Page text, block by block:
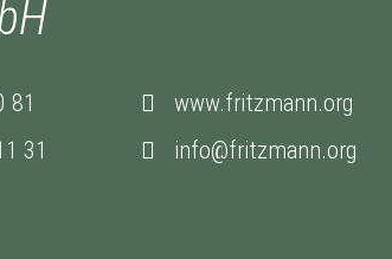
81
31
www.fritzmann.org
info@fritzmann.org